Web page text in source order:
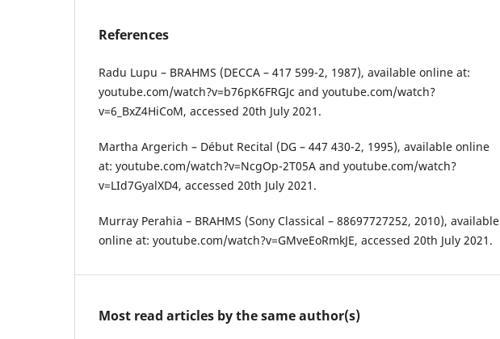
References
Radu Lupu – BRAHMS (DECCA – 417 599-2, 1987), available online at:
youtube.com/watch?v=b76pK6FRGJc and youtube.com/watch?
v=6_BxZ4HiCoM, accessed 20th July 2021.
Martha Argerich – Début Recital (DG – 447 430-2, 1995), available online
at: youtube.com/watch?v=NcgOp-2T05A and youtube.com/watch?
v=LId7GyalXD4, accessed 20th July 2021.
Murray Perahia – BRAHMS (Sony Classical – 88697727252, 2010), available
online at: youtube.com/watch?v=GMveEoRmkJE, accessed 20th July 2021.
Most read articles by the same author(s)